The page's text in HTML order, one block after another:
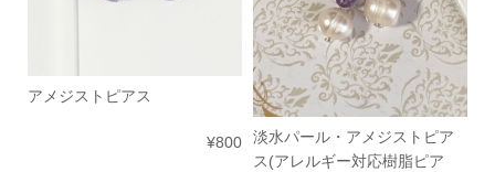
アメジストピアス
¥800
淡水パール・アメジストピア
ス(アレルギー対応樹脂ピア